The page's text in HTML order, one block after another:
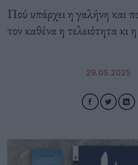
Πού υπάρχει η γαλήνη και
τον καθένα η τελειότητα κι
29.05.2025